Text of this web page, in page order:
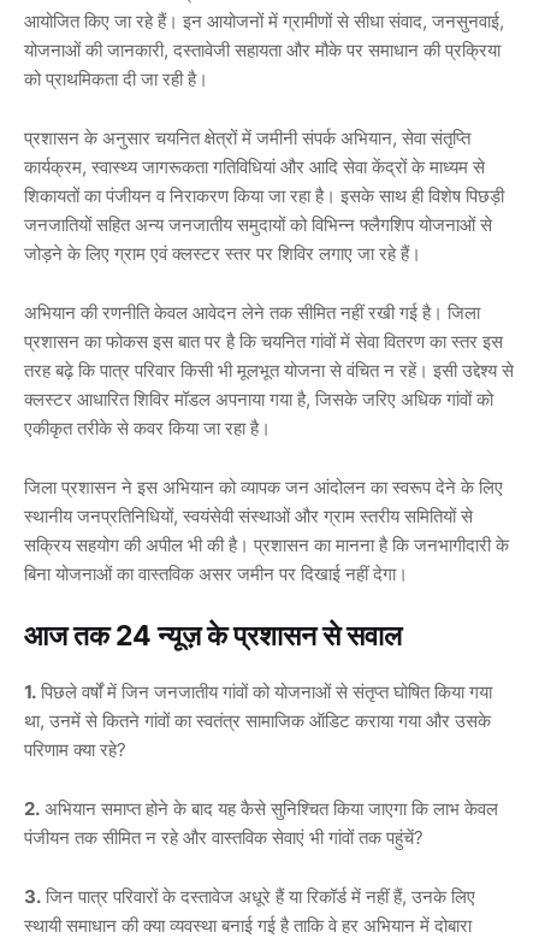
आयोजित किए जा रहे हैं। इन आयोजनों में ग्रामीणों से सीधा संवाद, जनसुनवाई,
योजनाओं की जानकारी, दस्तावेजी सहायता और मौके पर समाधान की प्रक्रिया
को प्राथमिकता दी जा रही है।
प्रशासन के अनुसार चयनित क्षेत्रों में जमीनी संपर्क अभियान, सेवा संतृप्ति
कार्यक्रम, स्वास्थ्य जागरूकता गतिविधियांऔर आदि सेवा केंद्रों के माध्यम से
शिकायतों का पंजीयन व निराकरणकिया जा रहा है। इसके साथ ही विशेष पिछड़ी
जनजातियों सहित अन्य जनजातीय समुदायों को विभिन्न फ्लैगशिप योजनाओं से
जोड़ने के लिए ग्राम एवं क्लस्टर स्तर पर शिविर लगाए जा रहे हैं।
अभियान की रणनीति केवल आवेदन लेने तक सीमित नहीं रखी गई है। जिला
प्रशासन का फोकस इस बात पर है कि चयनित गांवों में सेवा वितरण का स्तर इस
तरह बढ़े कि पात्र परिवार किसी भी मूलभूत योजना से वंचित न रहें। इसी उद्देश्य से
क्लस्टर आधारित शिविर मॉडल अपनाया गया है, जिसके जरिए अधिक गांवों को
एकीकृत तरीके से कवर किया जा रहा है।
जिला प्रशासन ने इस अभियान को व्यापक जन आंदोलन का स्वरूप देने के लिए
स्थानीय जनप्रतिनिधियों, स्वयंसेवी संस्थाओं और ग्राम स्तरीय समितियों से
सक्रिय सहयोग की अपील भी की है। प्रशासन का मानना है कि जनभागीदारी के
बिना योजनाओं का वास्तविक असर जमीन पर दिखाई नहीं देगा।
आज तक 24 न्यूज़ के प्रशासन से सवाल
1. पिछले वर्षों में जिन जनजातीय गांवों को योजनाओं से संतृप्त घोषित किया गया
था, उनमें से कितने गांवों का स्वतंत्र सामाजिक ऑडिट कराया गया और उसके
परिणाम क्या रहे?
2. अभियान समाप्त होने के बाद यह कैसे सुनिश्चित किया जाएगा कि लाभ केवल
पंजीयन तक सीमित न रहे और वास्तविक सेवाएं भी गांवों तक पहुंचें?
3. जिन पात्र परिवारों के दस्तावेज अधूरे हैं या रिकॉर्ड में नहीं हैं, उनके लिए
स्थायी समाधान की क्या व्यवस्था बनाई गई है ताकि वे हर अभियान में दोबारा